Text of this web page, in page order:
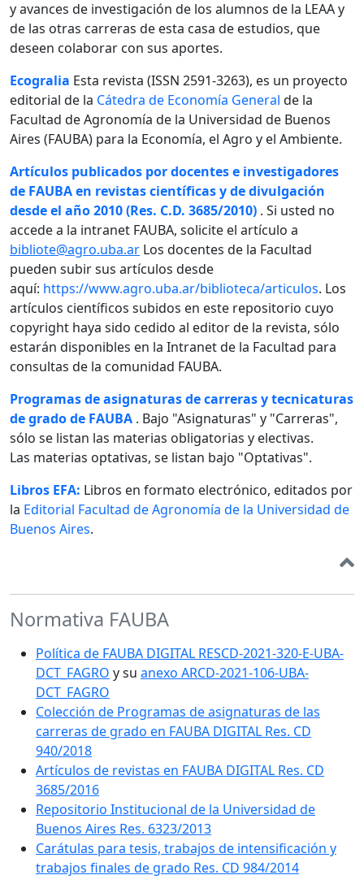
y avances de investigación de los alumnos de la LEAA y
de las otras carreras de esta casa de estudios, que
deseen colaborar con sus aportes.
Ecogralia Esta revista (ISSN 2591-3263), es un proyecto
editorial de la Cátedra de Economía General de la
Facultad de Agronomía de la Universidad de Buenos
Aires (FAUBA) para la Economía, el Agro y el Ambiente.
Artículos publicados por docentes e investigadores
de FAUBA en revistas científicas y de divulgación
desde el año 2010 (Res. C.D. 3685/2010) . Si usted no
accede a la intranet FAUBA, solicite el artículo a
bibliote@agro.uba.ar Los docentes de la Facultad
pueden subir sus artículos desde
aquí: https://www.agro.uba.ar/biblioteca/articulos. Los
artículos científicos subidos en este repositorio cuyo
copyright haya sido cedido al editor de la revista, sólo
estarán disponibles en la Intranet de la Facultad para
consultas de la comunidad FAUBA.
Programas de asignaturas de carreras y tecnicaturas
de grado de FAUBA . Bajo "Asignaturas" y "Carreras",
sólo se listan las materias obligatorias y electivas.
Las materias optativas, se listan bajo "Optativas".
Libros EFA: Libros en formato electrónico, editados por
la Editorial Facultad de Agronomía de la Universidad de
Buenos Aires.
Normativa FAUBA
Política de FAUBA DIGITAL RESCD-2021-320-E-UBA-
DCT_FAGRO y su anexo ARCD-2021-106-UBA-
DCT_FAGRO
Colección de Programas de asignaturas de las
carreras de grado en FAUBA DIGITAL Res. CD
940/2018
Artículos de revistas en FAUBA DIGITAL Res. CD
3685/2016
Repositorio Institucional de la Universidad de
Buenos Aires Res. 6323/2013
Carátulas para tesis, trabajos de intensificación y
trabajos finales de grado Res. CD 984/2014